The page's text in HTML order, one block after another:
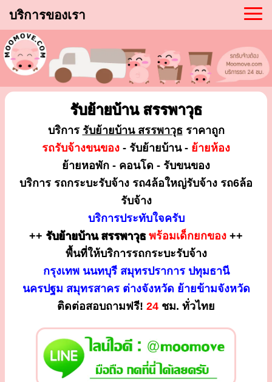
บริการของเรา
รับย้ายบ้าน สรรพาวุธ
บริการ รับย้ายบ้าน สรรพาวุธราคาถูก
รถรับจ้างขนของ - รับย้ายบ้าน - ย้ายห้อง
ย้ายหอพัก - คอนโด - รับขนของ
บริการ รถกระบะรับจ้าง รถ4ล้อใหญ่รับจ้าง รถ6ล้อ
รับจ้าง
บริการประทับใจครับ
++ รับย้ายบ้าน สรรพาวุธ พร้อมเด็กยกของ ++
พื้นที่ให้บริการรถกระบะรับจ้าง
กรุงเทพ นนทบุรี สมุทรปราการ ปทุมธานี
นครปฐม สมุทรสาคร ต่างจังหวัด ย้ายข้ามจังหวัด
ติดต่อสอบถามฟรี! 24 ชม. ทั่วไทย